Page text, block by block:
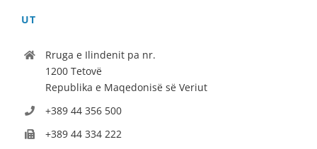
UT
Rruga e Ilindenit pa nr.
1200 Tetovë
Republika e Maqedonisë së Veriut
+389 44 356 500
+389 44 334 222